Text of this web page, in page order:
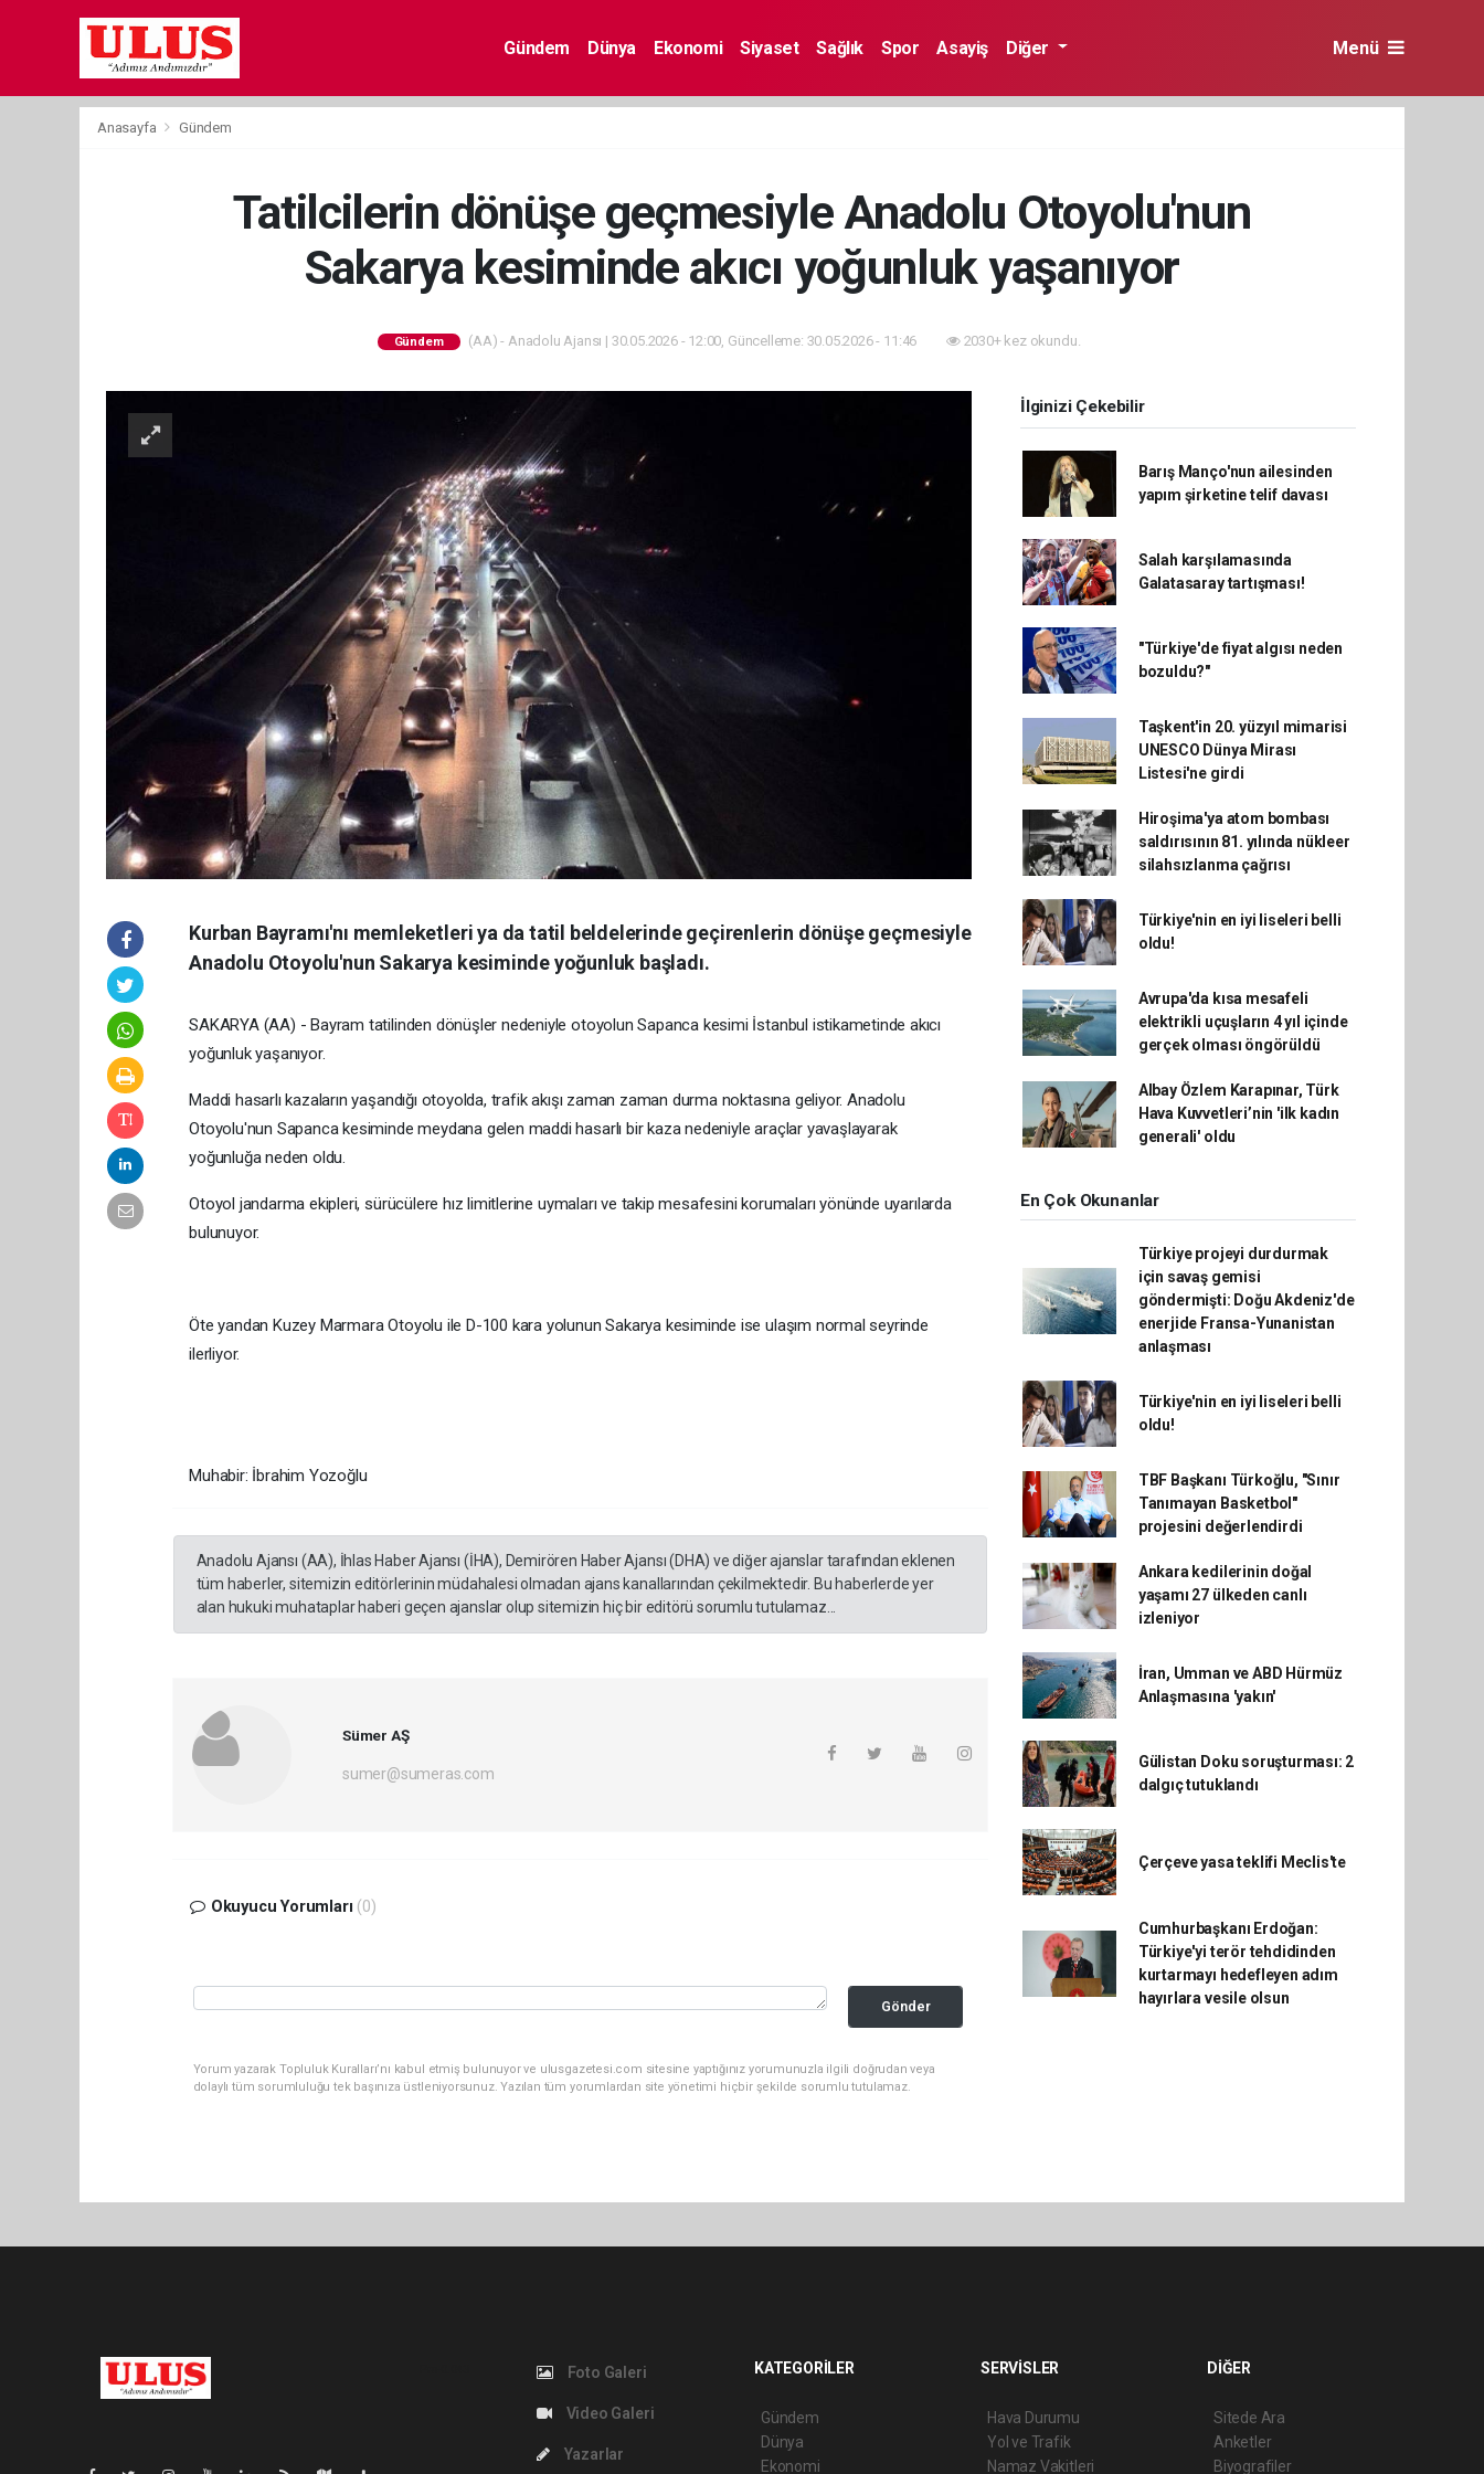
Gündem Dünya Ekonomi Siyaset Sağlık Spor Asayiş Diğer Menü
Anasayfa Gündem
Tatilcilerin dönüşe geçmesiyle Anadolu Otoyolu'nun
Sakarya kesiminde akıcı yoğunluk yaşanıyor
Gündem (AA) - Anadolu Ajansı | 30.05.2026 - 12:00, Güncelleme: 30.05.2026 - 11:46 2030+ kez okundu.
Kurban Bayramı'nı memleketleri ya da tatil beldelerinde geçirenlerin dönüşe geçmesiyle
Anadolu Otoyolu'nun Sakarya kesiminde yoğunluk başladı.
SAKARYA (AA) - Bayram tatilinden dönüşler nedeniyle otoyolun Sapanca kesimi İstanbul istikametinde akıcı
yoğunluk yaşanıyor.
Maddi hasarlı kazaların yaşandığı otoyolda, trafik akışı zaman zaman durma noktasına geliyor. Anadolu
Otoyolu'nun Sapanca kesiminde meydana gelen maddi hasarlı bir kaza nedeniyle araçlar yavaşlayarak
yoğunluğa neden oldu.
Otoyol jandarma ekipleri, sürücülere hız limitlerine uymaları ve takip mesafesini korumaları yönünde uyarılarda
bulunuyor.
Öte yandan Kuzey Marmara Otoyolu ile D-100 kara yolunun Sakarya kesiminde ise ulaşım normal seyrinde
ilerliyor.
Muhabir: İbrahim Yozoğlu
Anadolu Ajansı (AA), İhlas Haber Ajansı (İHA), Demirören Haber Ajansı (DHA) ve diğer ajanslar tarafından eklenen
tüm haberler, sitemizin editörlerinin müdahalesi olmadan ajans kanallarından çekilmektedir. Bu haberlerde yer
alan hukuki muhataplar haberi geçen ajanslar olup sitemizin hiç bir editörü sorumlu tutulamaz...
Sümer AŞ
sumer@sumeras.com
Okuyucu Yorumları (0)
Gönder
Yorum yazarak Topluluk Kuralları’nı kabul etmiş bulunuyor ve ulusgazetesi.com sitesine yaptığınız yorumunuzla ilgili doğrudan veya
dolaylı tüm sorumluluğu tek başınıza üstleniyorsunuz. Yazılan tüm yorumlardan site yönetimi hiçbir şekilde sorumlu tutulamaz.
İlginizi Çekebilir
Barış Manço'nun ailesinden
yapım şirketine telif davası
Salah karşılamasında
Galatasaray tartışması!
"Türkiye'de fiyat algısı neden
bozuldu?"
Taşkent'in 20. yüzyıl mimarisi
UNESCO Dünya Mirası
Listesi'ne girdi
Hiroşima'ya atom bombası
saldırısının 81. yılında nükleer
silahsızlanma çağrısı
Türkiye'nin en iyi liseleri belli
oldu!
Avrupa'da kısa mesafeli
elektrikli uçuşların 4 yıl içinde
gerçek olması öngörüldü
Albay Özlem Karapınar, Türk
Hava Kuvvetleri’nin 'ilk kadın
generali' oldu
En Çok Okunanlar
Türkiye projeyi durdurmak
için savaş gemisi
göndermişti: Doğu Akdeniz'de
enerjide Fransa-Yunanistan
anlaşması
Türkiye'nin en iyi liseleri belli
oldu!
TBF Başkanı Türkoğlu, "Sınır
Tanımayan Basketbol"
projesini değerlendirdi
Ankara kedilerinin doğal
yaşamı 27 ülkeden canlı
izleniyor
İran, Umman ve ABD Hürmüz
Anlaşmasına 'yakın'
Gülistan Doku soruşturması: 2
dalgıç tutuklandı
Çerçeve yasa teklifi Meclis'te
Cumhurbaşkanı Erdoğan:
Türkiye'yi terör tehdidinden
kurtarmayı hedefleyen adım
hayırlara vesile olsun
Foto Galeri
Video Galeri
Yazarlar
KATEGORİLER
Gündem
Dünya
Ekonomi
SERVİSLER
Hava Durumu
Yol ve Trafik
Namaz Vakitleri
DİĞER
Sitede Ara
Anketler
Biyografiler